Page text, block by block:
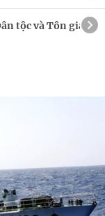
tộc và Tôn giáo